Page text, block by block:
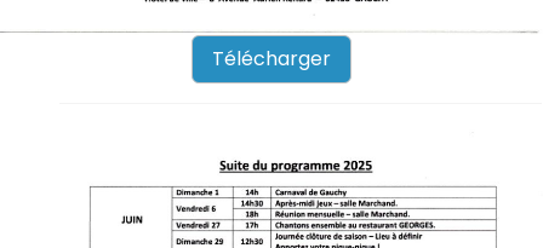
Télécharger